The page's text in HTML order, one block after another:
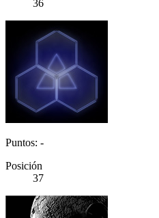
36
Puntos: -
Posición
37